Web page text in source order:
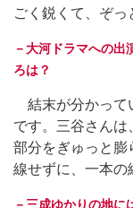
ごく鋭くて、ぞっ
－大河ドラマへの出
ろは？
結末が分かって
です。三谷さんは
部分をぎゅっと膨
線せずに、一本の
－三成ゆかりの地に